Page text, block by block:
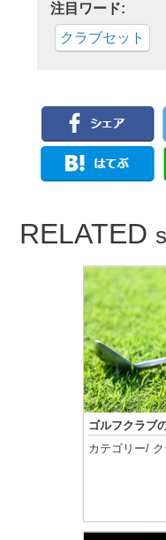
注目ワード:
クラブセット
RELATED
ゴルフクラブ
カテゴリー/